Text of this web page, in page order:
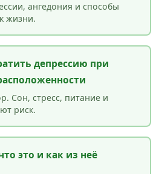
ангедония и способы
жизни.
депрессию при
Сон, стресс, питание и
риск.
это и как из неё